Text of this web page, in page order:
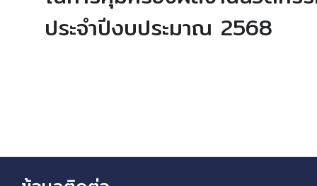
ประจำปีงบประมาณ 2568